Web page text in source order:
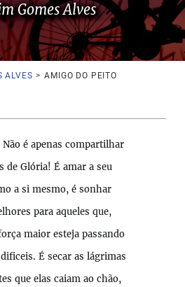
Gomes Alves
ALVES > AMIGO DO PEITO
é apenas compartilhar
de Glória! É amar a seu
a si mesmo, é sonhar
para aqueles que,
maior esteja passando
É secar as lágrimas
que elas caiam ao chão,